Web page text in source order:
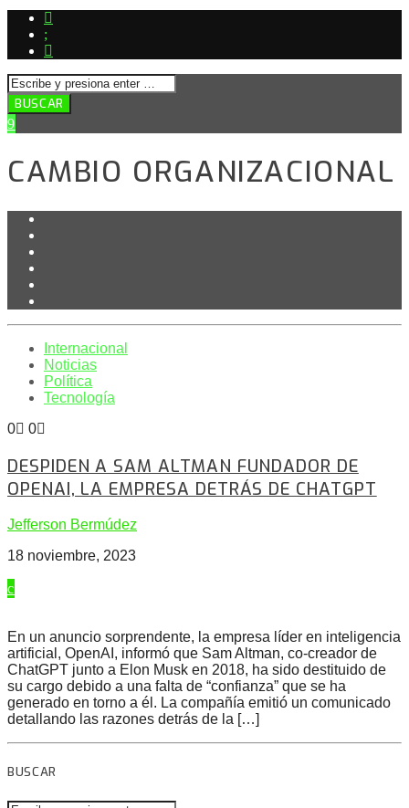
CAMBIO ORGANIZACIONAL
Internacional
Noticias
Política
Tecnología
0
0
DESPIDEN A SAM ALTMAN FUNDADOR DE
OPENAI, LA EMPRESA DETRÁS DE CHATGPT
Jefferson Bermúdez
18 noviembre, 2023
En un anuncio sorprendente, la empresa líder en inteligencia
artificial, OpenAI, informó que Sam Altman, co-creador de
ChatGPT junto a Elon Musk en 2018, ha sido destituido de
su cargo debido a una falta de “confianza” que se ha
generado en torno a él. La compañía emitió un comunicado
detallando las razones detrás de la […]
BUSCAR